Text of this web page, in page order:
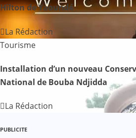
d
e
l
’
a
r
t
Hilton de Yaoundé
La Rédaction
Tourisme
Installation d’un nouveau
National de Bouba Ndjidda
La Rédaction
PUBLICITE